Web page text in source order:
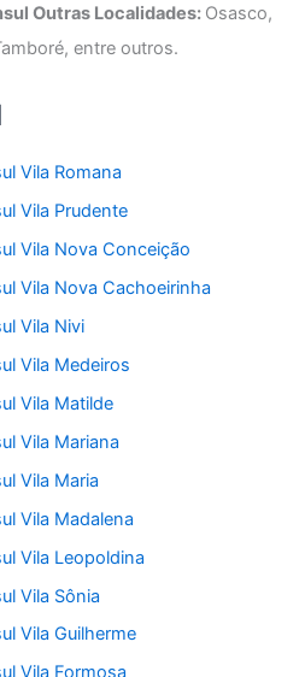
Outras Localidades: Osasco,
entre outros.
Vila Romana
Vila Prudente
Vila Nova Conceição
Vila Nova Cachoeirinha
Vila Nivi
Vila Medeiros
Vila Matilde
Vila Mariana
Vila Maria
Vila Madalena
Vila Leopoldina
Vila Sônia
Vila Guilherme
Vila Formosa